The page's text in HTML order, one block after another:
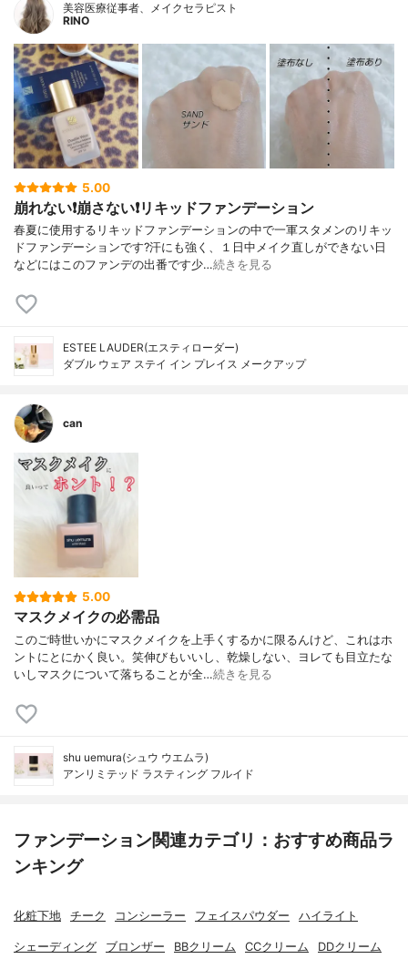
美容医療従事者、メイクセラピスト
RINO
5.00
崩れない❗️崩さない❗️リキッドファンデーション
春夏に使用するリキッドファンデーションの中で一軍スタメンのリキッ
ドファンデーションです?汗にも強く、１日中メイク直しができない日
などにはこのファンデの出番です少…続きを見る
ESTEE LAUDER(エスティローダー)
ダブル ウェア ステイ イン プレイス メークアップ
can
5.00
マスクメイクの必需品
このご時世いかにマスクメイクを上手くするかに限るんけど、これはホ
ントにとにかく良い。笑伸びもいいし、乾燥しない、ヨレても目立たな
いしマスクについて落ちることが全…続きを見る
shu uemura(シュウ ウエムラ)
アンリミテッド ラスティング フルイド
ファンデーション関連カテゴリ：おすすめ商品ラ
ンキング
化粧下地 チーク コンシーラー フェイスパウダー ハイライト
シェーディング ブロンザー BBクリーム CCクリーム DDクリーム